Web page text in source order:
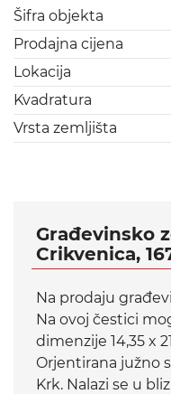
Šifra objekta
Prodajna cijena
Lokacija
Kvadratura
Vrsta zemljišta
Građevinsko
Crikvenica,
Na prodaju
Na ovoj čestici
dimenzije 14,35 x
Orjentirana južno
Krk. Nalazi se u